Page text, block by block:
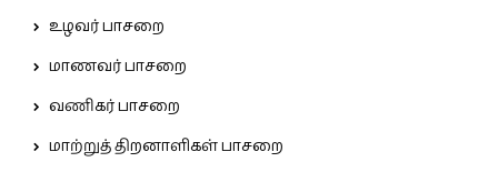
உழவர் பாசறை
மாணவர் பாசறை
வணிகர் பாசறை
மாற்றுத் திறனாளிகள் பாசறை